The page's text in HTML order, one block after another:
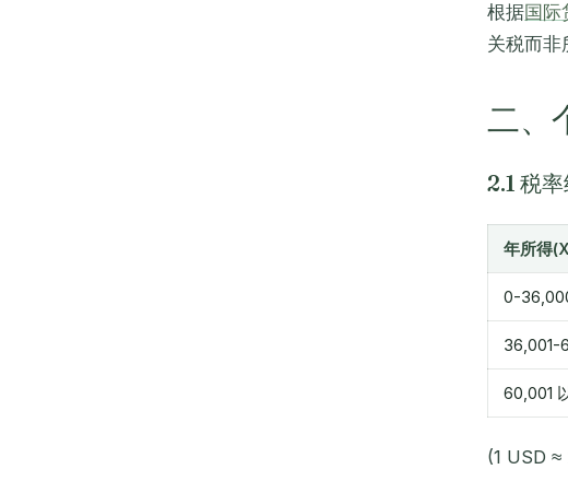
根据国际
关税而非
二、
2.1 税
年所得
0-
36,001-
60,001
(1 USD